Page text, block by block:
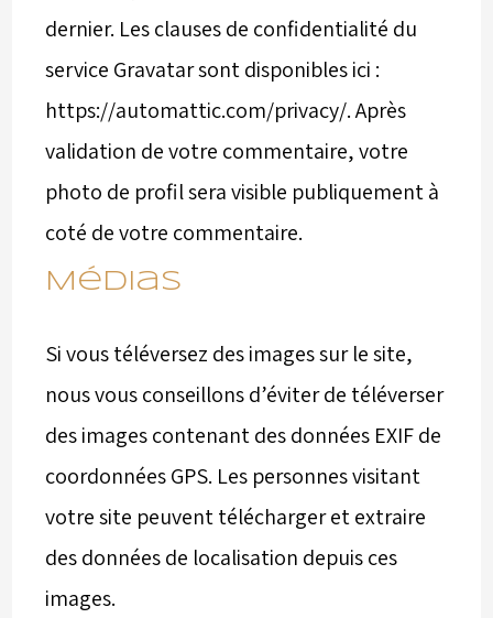
dernier. Les clauses de confidentialité du
service Gravatar sont disponibles ici :
https://automattic.com/privacy/. Après
validation de votre commentaire, votre
photo de profil sera visible publiquement à
coté de votre commentaire.
Médias
Si vous téléversez des images sur le site,
nous vous conseillons d’éviter de téléverser
des images contenant des données EXIF de
coordonnées GPS. Les personnes visitant
votre site peuvent télécharger et extraire
des données de localisation depuis ces
images.